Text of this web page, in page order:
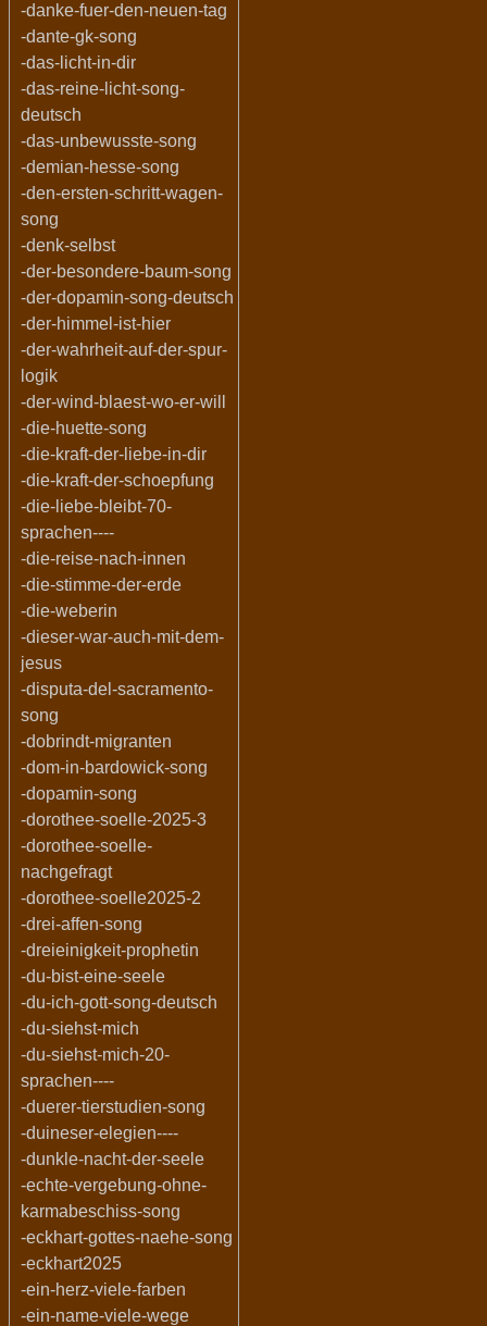
-danke-fuer-den-neuen-tag
-dante-gk-song
-das-licht-in-dir
-das-reine-licht-song-
deutsch
-das-unbewusste-song
-demian-hesse-song
-den-ersten-schritt-wagen-
song
-denk-selbst
-der-besondere-baum-song
-der-dopamin-song-deutsch
-der-himmel-ist-hier
-der-wahrheit-auf-der-spur-
logik
-der-wind-blaest-wo-er-will
-die-huette-song
-die-kraft-der-liebe-in-dir
-die-kraft-der-schoepfung
-die-liebe-bleibt-70-
sprachen----
-die-reise-nach-innen
-die-stimme-der-erde
-die-weberin
-dieser-war-auch-mit-dem-
jesus
-disputa-del-sacramento-
song
-dobrindt-migranten
-dom-in-bardowick-song
-dopamin-song
-dorothee-soelle-2025-3
-dorothee-soelle-
nachgefragt
-dorothee-soelle2025-2
-drei-affen-song
-dreieinigkeit-prophetin
-du-bist-eine-seele
-du-ich-gott-song-deutsch
-du-siehst-mich
-du-siehst-mich-20-
sprachen----
-duerer-tierstudien-song
-duineser-elegien----
-dunkle-nacht-der-seele
-echte-vergebung-ohne-
karmabeschiss-song
-eckhart-gottes-naehe-song
-eckhart2025
-ein-herz-viele-farben
-ein-name-viele-wege